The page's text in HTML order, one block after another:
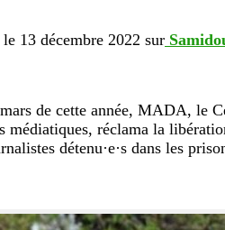
13 décembre 2022 sur
de cette année, MADA, le
médiatiques, réclama la
détenu·e·s dans les